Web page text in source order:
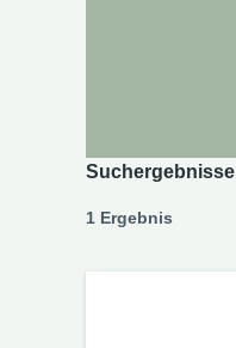
Suchergebnisse
1 Ergebnis